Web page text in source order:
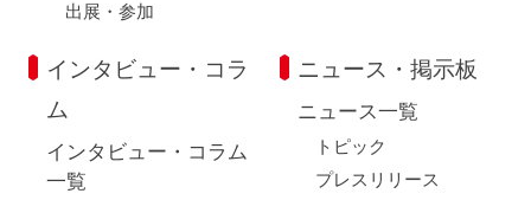
出展・参加
インタビュー・コラ
ム
インタビュー・コラム
一覧
ニュース・掲示板
ニュース一覧
トピック
プレスリリース